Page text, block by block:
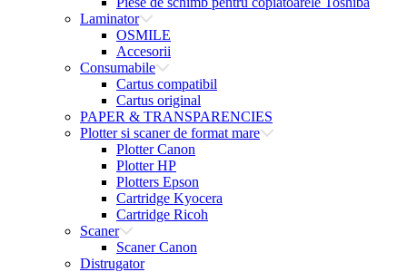
Laminator
OSMILE
Accesorii
Consumabile
Cartus compatibil
Cartus original
PAPER & TRANSPARENCIES
Plotter si scaner de format mare
Plotter Canon
Plotter HP
Plotters Epson
Cartridge Kyocera
Cartridge Ricoh
Scaner
Scaner Canon
Distrugator